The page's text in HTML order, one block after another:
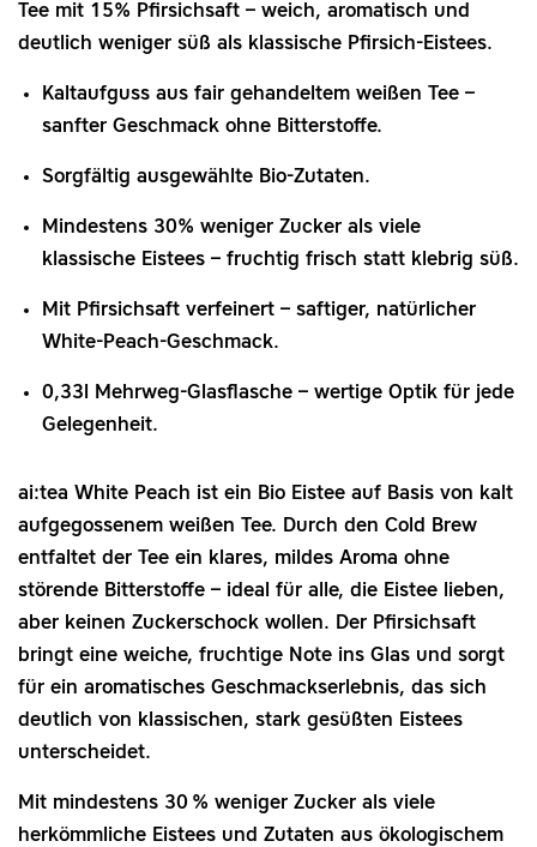
Tee mit 15% Pfirsichsaft – weich, aromatisch und
deutlich weniger süß als klassische Pfirsich‑Eistees.
Kaltaufguss aus fair gehandeltem weißen Tee –
sanfter Geschmack ohne Bitterstoffe.
Sorgfältig ausgewählte Bio‑Zutaten.
Mindestens 30% weniger Zucker als viele
klassische Eistees – fruchtig frisch statt klebrig süß.
Mit Pfirsichsaft verfeinert – saftiger, natürlicher
White‑Peach‑Geschmack.
0,33l Mehrweg‑Glasflasche – wertige Optik für jede
Gelegenheit.
ai:tea White Peach ist ein Bio Eistee auf Basis von kalt
aufgegossenem weißen Tee. Durch den Cold Brew
entfaltet der Tee ein klares, mildes Aroma ohne
störende Bitterstoffe – ideal für alle, die Eistee lieben,
aber keinen Zuckerschock wollen. Der Pfirsichsaft
bringt eine weiche, fruchtige Note ins Glas und sorgt
für ein aromatisches Geschmackserlebnis, das sich
deutlich von klassischen, stark gesüßten Eistees
unterscheidet.
Mit mindestens 30 % weniger Zucker als viele
herkömmliche Eistees und Zutaten aus ökologischem